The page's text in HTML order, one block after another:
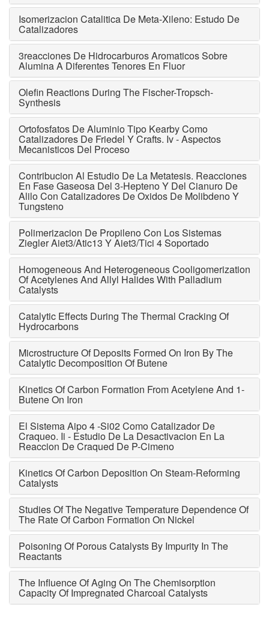
Isomerizacion Catalitica De Meta-Xileno: Estudo De
Catalizadores
3reacciones De Hidrocarburos Aromaticos Sobre
Alumina A Diferentes Tenores En Fluor
Olefin Reactions During The Fischer-Tropsch-
Synthesis
Ortofosfatos De Aluminio Tipo Kearby Como
Catalizadores De Friedel Y Crafts. Iv - Aspectos
Mecanisticos Del Proceso
Contribucion Al Estudio De La Metatesis. Reacciones
En Fase Gaseosa Del 3-Hepteno Y Del Cianuro De
Alilo Con Catalizadores De Oxidos De Molibdeno Y
Tungsteno
Polimerizacion De Propileno Con Los Sistemas
Ziegler Aiet3/Atic13 Y Aiet3/Tici 4 Soportado
Homogeneous And Heterogeneous Cooligomerization
Of Acetylenes And Allyl Halides With Palladium
Catalysts
Catalytic Effects During The Thermal Cracking Of
Hydrocarbons
Microstructure Of Deposits Formed On Iron By The
Catalytic Decomposition Of Butene
Kinetics Of Carbon Formation From Acetylene And 1-
Butene On Iron
El Sistema Aipo 4 -Si02 Como Catalizador De
Craqueo. Ii - Estudio De La Desactivacion En La
Reaccion De Craqued De P-Cimeno
Kinetics Of Carbon Deposition On Steam-Reforming
Catalysts
Studies Of The Negative Temperature Dependence Of
The Rate Of Carbon Formation On Nickel
Poisoning Of Porous Catalysts By Impurity In The
Reactants
The Influence Of Aging On The Chemisorption
Capacity Of Impregnated Charcoal Catalysts